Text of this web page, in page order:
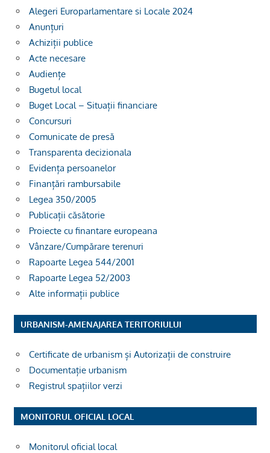
Alegeri Europarlamentare si Locale 2024
Anunțuri
Achiziții publice
Acte necesare
Audiențe
Bugetul local
Buget Local – Situații financiare
Concursuri
Comunicate de presă
Transparenta decizionala
Evidența persoanelor
Finanțări rambursabile
Legea 350/2005
Publicații căsătorie
Proiecte cu finantare europeana
Vânzare/Cumpărare terenuri
Rapoarte Legea 544/2001
Rapoarte Legea 52/2003
Alte informații publice
URBANISM-AMENAJAREA TERITORIULUI
Certificate de urbanism și Autorizații de construire
Documentație urbanism
Registrul spațiilor verzi
MONITORUL OFICIAL LOCAL
Monitorul oficial local